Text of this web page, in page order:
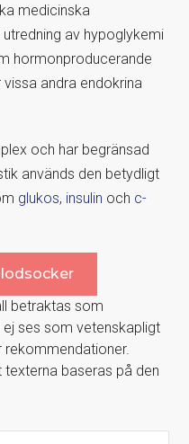
medicinska
av hypoglykemi
hormonproducerande
andra endokrina
och har begränsad
används den betydligt
glukos, insulin och c-
betraktas som
ses som vetenskapligt
baseras på den